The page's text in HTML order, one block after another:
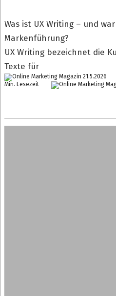
Was ist UX Writing – und
Markenführung?
UX Writing bezeichnet die
Texte für
21.5.2026
Min. Lesezeit